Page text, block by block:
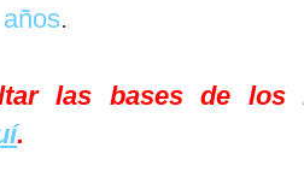
.
las bases de
.